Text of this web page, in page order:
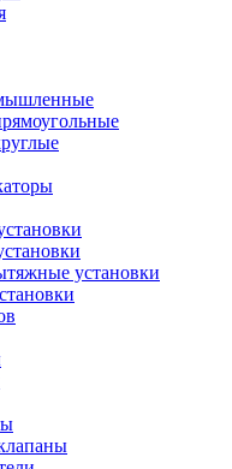
установки